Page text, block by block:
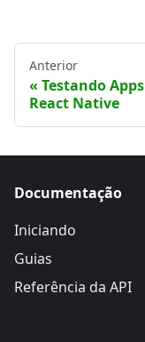
Anterior
Testando Apps
React Native
Documentação
Iniciando
Guias
Referência da API